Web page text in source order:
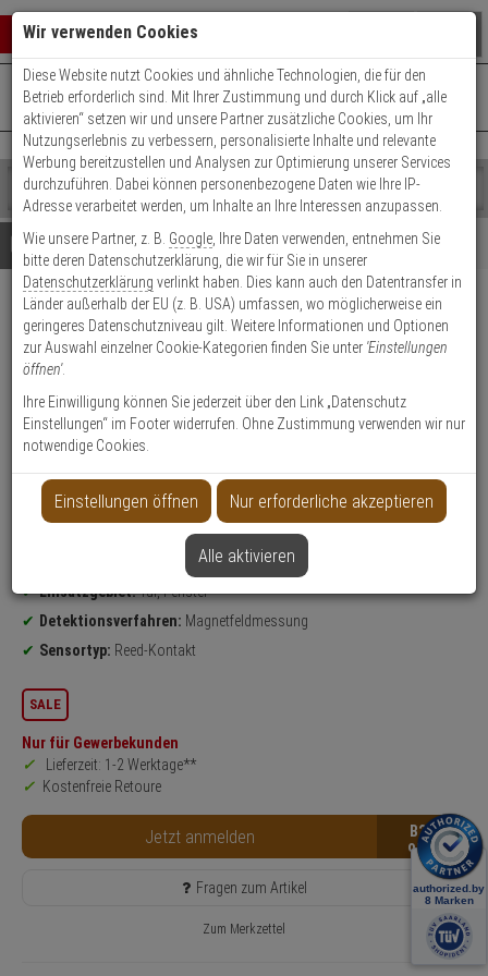
Warenkorb schließen
0 ARTIKEL IM WARENKORB
Ihr Warenkorb ist momentan leer.
Ergebnisse ()
Fertig
Shop
durchsuchen
Bitte
geben
Sie
mindestens
Zeichen
ein,
um
Suche
Es
wurde
noch
Kategorien
Suche
gestartet
+49 (0)821 899 493-0Mo. - Do.: 8:00 - 16:30 | Fr.: 8:00 - 14:00 Uhr
Kontaktservice nutzen
Details Beratung
Satel K-3 Einbau
Magnetkontakt Alu-Gehäuse
Produktmerkmale
Datenblatt drucken
Weitere Varianten...
Einsatzgebiet:Tür, Fenster
Detektionsverfahren: Magnetfeldmessung
Sensortyp: Reed-Kontakt
SALE
Nur für Gewerbekunden
Lieferzeit: 1-2 Werktage**
Kostenfreie Retoure
Jetzt anmelden B2B
Fragen zum Artikel
Zum Merkzettel
Wir verwenden Cookies
Diese Website nutzt Cookies und ähnliche Technologien, die für den
Betrieb erforderlich sind. Mit Ihrer Zustimmung und durch Klick auf „alle
aktivieren“ setzen wir und unsere Partner zusätzliche Cookies, um Ihr
Nutzungserlebnis zu verbessern, personalisierte Inhalte und relevante
Werbung bereitzustellen und Analysen zur Optimierung unserer Services
durchzuführen. Dabei können personenbezogene Daten wie Ihre IP-
Adresse verarbeitet werden, um Inhalte an Ihre Interessen anzupassen.
Wie unsere Partner, z. B. Google , Ihre Daten verwenden, entnehmen Sie
bitte deren Datenschutzerklärung, die wir für Sie in unserer
Datenschutzerklärung verlinkt haben. Dies kann auch den Datentransfer in
Länder außerhalb der EU (z. B. USA) umfassen, wo möglicherweise ein
geringeres Datenschutzniveau gilt. Weitere Informationen und Optionen
zur Auswahl einzelner Cookie-Kategorien finden Sie unter 'Einstellungen
öffnen'.
Ihre Einwilligung können Sie jederzeit über den Link „Datenschutz
Einstellungen“ im Footer widerrufen. Ohne Zustimmung verwenden wir nur
notwendige Cookies.
Einstellungen öffnen Nur erforderliche akzeptieren
Alle aktivieren